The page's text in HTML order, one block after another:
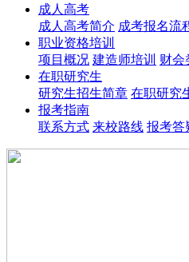
成人高考
成人高考简介 成考报名流
职业资格培训
项目概况 建造师培训 财会
在职研究生
研究生招生简章 在职研究
报考指南
联系方式 来校路线 报考答